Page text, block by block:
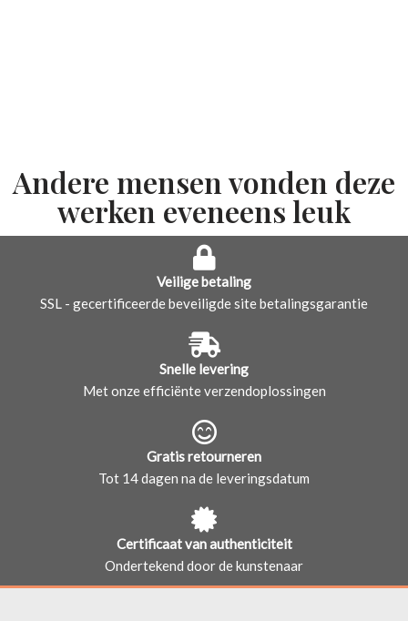
Andere mensen vonden deze
werken eveneens leuk
Veilige betaling
SSL - gecertificeerde beveiligde site betalingsgarantie
Snelle levering
Met onze efficiënte verzendoplossingen
Gratis retourneren
Tot 14 dagen na de leveringsdatum
Certificaat van authenticiteit
Ondertekend door de kunstenaar